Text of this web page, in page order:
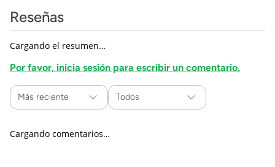
Reseñas
Cargando el resumen…
Por favor, inicia sesión para escribir un comentario.
Más reciente Todos
Cargando comentarios…